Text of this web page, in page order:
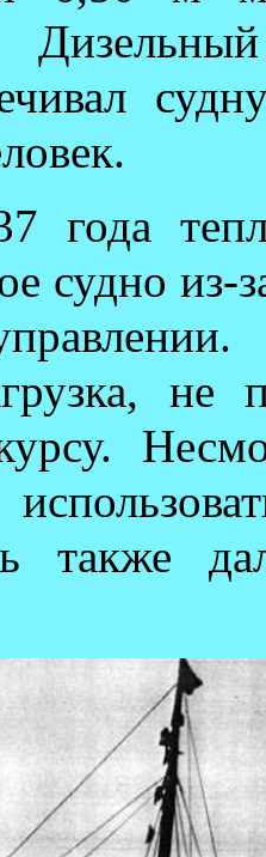
года
судно из-
не
также